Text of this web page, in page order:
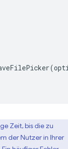
(
Zeit, bis die zu
der Nutzer in Ihrer